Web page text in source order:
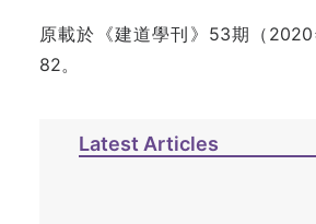
原載於《建道學刊》53期（
82。
Latest Articles